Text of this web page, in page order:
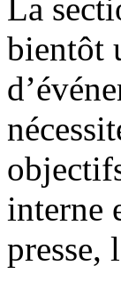
La
bientôt
interne
presse,